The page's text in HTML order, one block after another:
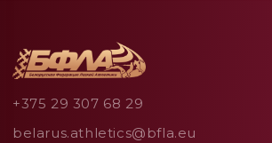
+375 29 307 68 29
belarus.athletics@bfla.eu